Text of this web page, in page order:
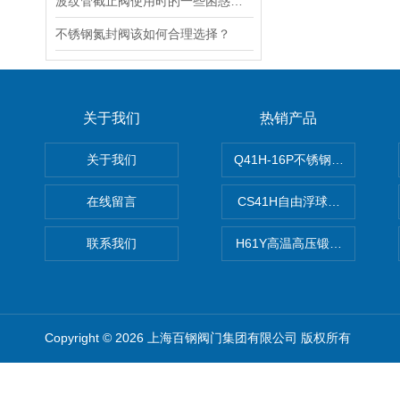
不锈钢氮封阀该如何合理选择？
关于我们
关于我们
在线留言
联系我们
热销产品
Q41H-16P不锈钢硬密封球阀
CS41H自由浮球式蒸汽疏水
H61Y高温高压锻钢止回阀
Copyright © 2026 上海百钢阀门集团有限公司 版权所有